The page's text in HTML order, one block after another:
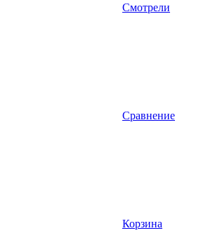
Смотрели
Сравнение
Корзина